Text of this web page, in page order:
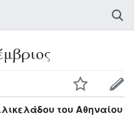
του Αθηναίου